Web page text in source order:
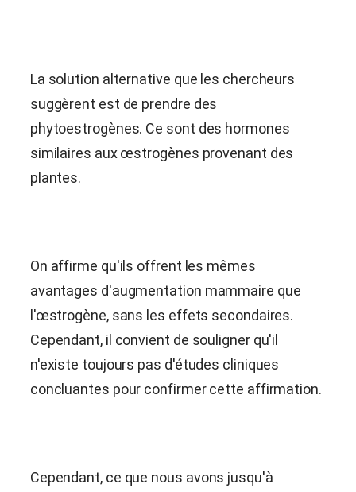
La solution alternative que les chercheurs
suggèrent est de prendre des
phytoestrogènes. Ce sont des hormones
similaires aux œstrogènes provenant des
plantes.
On affirme qu'ils offrent les mêmes
avantages d'augmentation mammaire que
l'œstrogène, sans les effets secondaires.
Cependant, il convient de souligner qu'il
n'existe toujours pas d'études cliniques
concluantes pour confirmer cette affirmation.
Cependant, ce que nous avons jusqu'à